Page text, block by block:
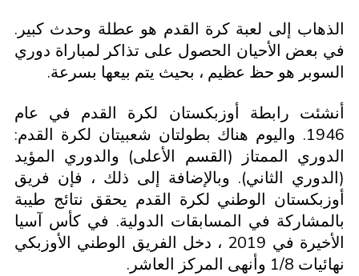
الذهاب إلى لعبة كرة القدم هو عطلة وحدث كبير.
في بعض الأحيان الحصول على تذاكر لمباراة دوري
السوبر هو حظ عظيم ، بحيث يتم بيعها بسرعة.
أنشئت رابطة أوزبكستان لكرة القدم في عام
1946. واليوم هناك بطولتان شعبيتان لكرة القدم:
الدوري الممتاز (القسم الأعلى) والدوري المؤيد
(الدوري الثاني). وبالإضافة إلى ذلك ، فإن فريق
أوزبكستان الوطني لكرة القدم يحقق نتائج طيبة
بالمشاركة في المسابقات الدولية. في كأس آسيا
الأخيرة في 2019 ، دخل الفريق الوطني الأوزبكي
نهائيات 1/8 وأنهى المركز العاشر.